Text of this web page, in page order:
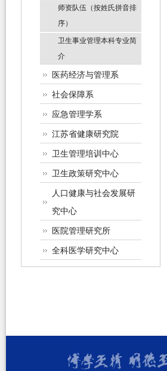
师资队伍（按姓氏拼音排
序）
卫生事业管理本科专业简
介
医药经济与管理系
社会保障系
应急管理学系
江苏省健康研究院
卫生管理培训中心
卫生政策研究中心
人口健康与社会发展研
究中心
医院管理研究所
全科医学研究中心